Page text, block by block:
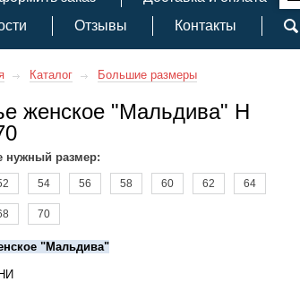
Отзывы Контакты
Каталог Большие размеры
женское "Мальдива" Н
нужный размер:
54 56 58 60 62 64
70
"Мальдива"